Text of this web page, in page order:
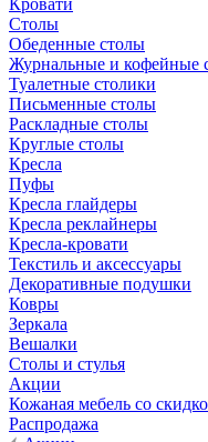
Кровати
Столы
Обеденные столы
Журнальные и кофейные
Туалетные столики
Письменные столы
Раскладные столы
Круглые столы
Кресла
Пуфы
Кресла глайдеры
Кресла реклайнеры
Кресла-кровати
Текстиль и аксессуары
Декоративные подушки
Ковры
Зеркала
Вешалки
Столы и стулья
Акции
Кожаная мебель со
Распродажа